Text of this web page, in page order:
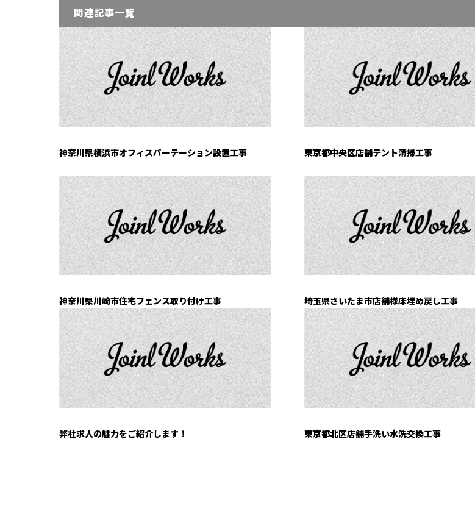
関連記事一覧
神奈川県横浜市オフィスパーテーション設置工事 東京都中央区店舗テント清掃工事
神奈川県川崎市住宅フェンス取り付け工事 埼玉県さいたま市店舗様床埋め戻し工事
弊社求人の魅力をご紹介します！ 東京都北区店舗手洗い水洗交換工事